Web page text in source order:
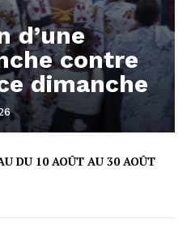
d’une
contre
dimanche
DU 10 AOÛT AU 30 AOÛT